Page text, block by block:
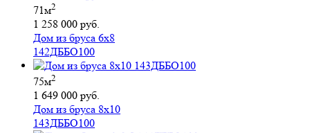
71м2
1 258 000 руб.
Дом из бруса 6х8
142ДББО100
75м2
1 649 000 руб.
Дом из бруса 8х10
143ДББО100